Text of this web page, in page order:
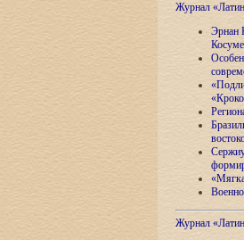
Журнал
Эрнан
Журнал